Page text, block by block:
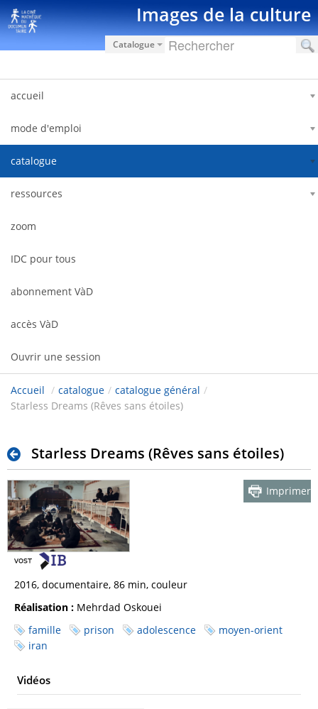
Saut au contenu Images de la culture
Catalogue
accueil
mode d'emploi
catalogue
ressources
zoom
IDC pour tous
abonnement VàD
accès VàD
Ouvrir une session
Accueil / catalogue / catalogue général /
Starless Dreams (Rêves sans étoiles)
Starless Dreams (Rêves sans étoiles)
Imprimer
2016, documentaire, 86 min, couleur
Réalisation : Mehrdad Oskouei
famille
prison adolescence
moyen-orient
iran
Vidéos